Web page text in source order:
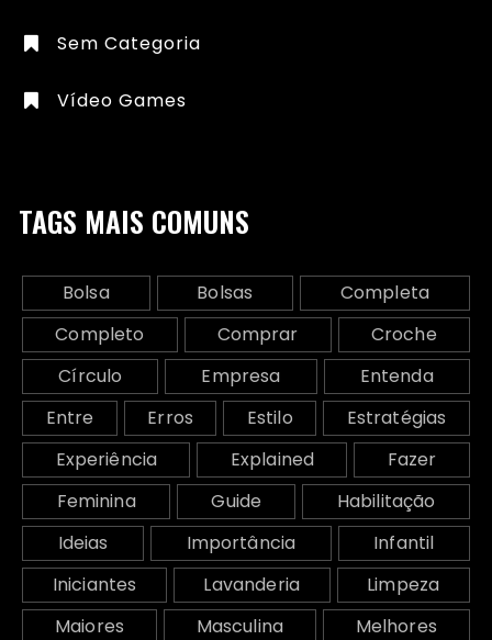
Sem Categoria
Vídeo Games
TAGS MAIS COMUNS
Bolsa Bolsas
Completa
Completo
Comprar
Croche
Círculo
Empresa
Entenda
Entre
Erros Estilo
Estratégias
Experiência
Explained
Fazer
Feminina
Guide
Habilitação
Ideias
Importância
Infantil
Iniciantes
Lavanderia
Limpeza
Maiores
Masculina
Melhores